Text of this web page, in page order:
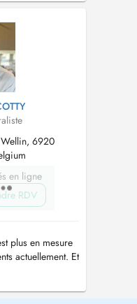
6920
en ligne
RDV
plus en mesure
actuellement. Et
prendre